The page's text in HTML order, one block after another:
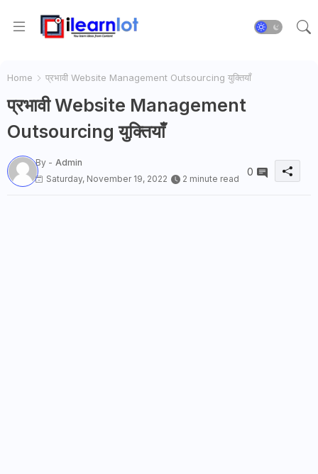
Home प्रभावी Website Management Outsourcing युक्तियाँ
प्रभावी Website Management
Outsourcing युक्तियाँ
By - Admin
Saturday, November 19, 2022
2 minute read
0